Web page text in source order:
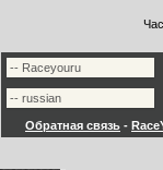
Обратная связь -